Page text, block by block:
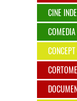
CINE
COMEDIA